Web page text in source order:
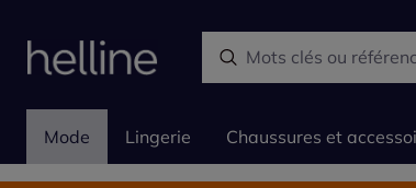
Mode Lingerie Chaussures et